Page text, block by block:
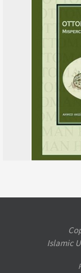
Islamic